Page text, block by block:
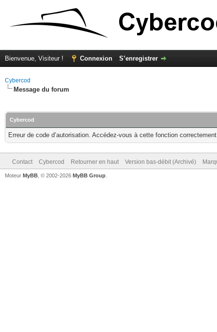
Bienvenue, Visiteur ! Connexion S’enregistrer
Cybercod
Message du forum
Cybercod
Erreur de code d’autorisation. Accédez-vous à cette fonction
Contact Cybercod Retourner en haut Version bas-débit (Archivé)
Moteur MyBB , © 2002-2026 MyBB Group